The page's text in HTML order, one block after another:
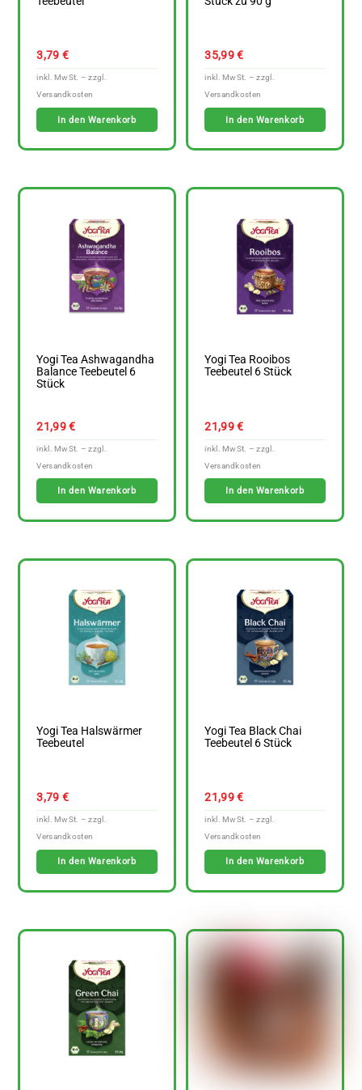
3,79 €
In den Warenkorb
35,99€
In den Warenkorb
Yogi Tea Ashwagandha
Balance Teebeutel 6
Stück
21,99€
In den Warenkorb
Yogi Tea Rooibos
Teebeutel 6 Stück
21,99€
In den Warenkorb
Yogi Tea Halswärmer
Teebeutel
3,79 €
In den Warenkorb
Yogi Tea Black Chai
Teebeutel 6 Stück
21,99€
In den Warenkorb